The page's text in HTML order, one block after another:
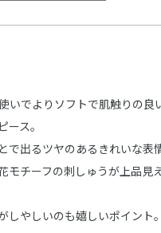
いでよりソフトで肌触りの良
ス。
で出るツヤのあるきれいな表
モチーフの刺しゅうが上品見
やしいのも嬉しいポイント。